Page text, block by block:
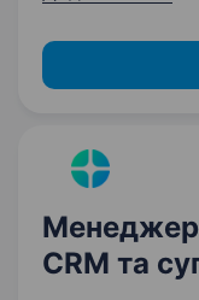
Менеджер
CRM та